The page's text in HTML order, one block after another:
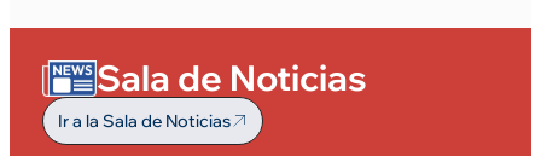
Sala de Noticias
Ir a la Sala de Noticias